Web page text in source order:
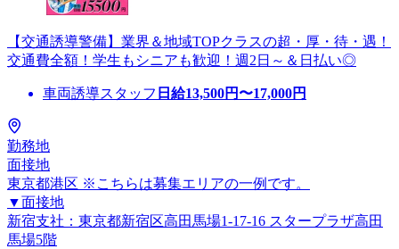
【交通誘導警備】業界＆地域TOPクラスの超・厚・待・遇！
交通費全額！学生もシニアも歓迎！週2日～＆日払い◎
車両誘導スタッフ 日給13,500円〜17,000円
勤務地
面接地
東京都港区 ※こちらは募集エリアの一例です。
▼面接地
新宿支社：東京都新宿区高田馬場1-17-16 スタープラザ高田
馬場5階